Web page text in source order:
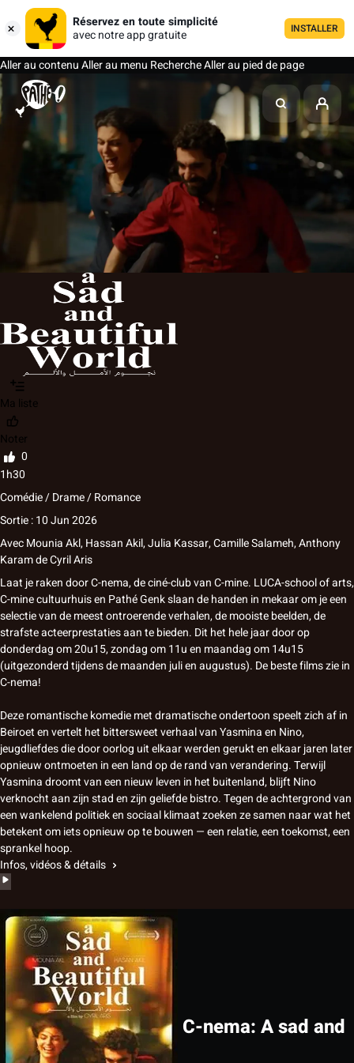
Réservez en toute simplicité
avec notre app gratuite
INSTALLER
Aller au contenuAller au menu RechercheAller au pied de page
Ma liste
Noter
0
1h30
Comédie / Drame / Romance
Sortie : 10 Jun 2026
AvecMounia Akl,Hassan Akil,Julia Kassar,Camille Salameh,Anthony
KaramdeCyril Aris
Laat je raken door C-nema, de ciné-club van C-mine. LUCA-school of arts,
C-mine cultuurhuis en Pathé Genk slaan de handen in mekaar om je een
selectie van de meest ontroerende verhalen, de mooiste beelden, de
strafste acteerprestaties aan te bieden. Dit het hele jaar door op
donderdag om 20u15, zondag om 11u en maandag om 14u15
(uitgezonderd tijdens de maanden juli en augustus). De beste films zie in
C-nema!
Deze romantische komedie met dramatische ondertoon speelt zich af in
Beiroet en vertelt het bittersweet verhaal van Yasmina en Nino,
jeugdliefdes die door oorlog uit elkaar werden gerukt en elkaar jaren later
opnieuw ontmoeten in een land op de rand van verandering. Terwijl
Yasmina droomt van een nieuw leven in het buitenland, blijft Nino
verknocht aan zijn stad en zijn geliefde bistro. Tegen de achtergrond van
een wankelend politiek en sociaal klimaat zoeken ze samen naar wat het
betekent om iets opnieuw op te bouwen — een relatie, een toekomst, een
sprankel hoop.
Infos, vidéos & détails
C-nema: A sad and